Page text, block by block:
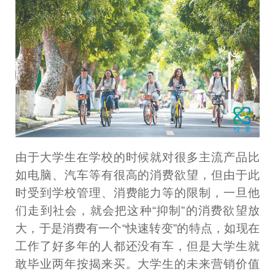
由于大学生在学校的时候就对很多主流产品比
如电脑、汽车等有很高的消费欲望，但由于此
时受到学校管理、消费能力等的限制，一旦他
们走到社会，就会把这种“抑制”的消费欲望放
大，于是消费有一个“快速转变”的特点，如现在
工作了好多年的人都还没有车，但是大学生就
敢毕业两年按揭来买。大学生的未来营销价值